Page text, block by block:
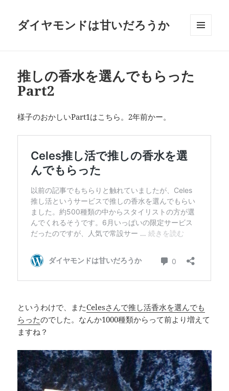
ダイヤモンドは甘いだろうか
推しの香水を選んでもらった
Part2
様子のおかしいPart1はこちら。2年前かー。
というわけで、またCelesさんで推し活香水を選んでも
らったのでした。なんか1000種類からって前より増えて
ますね？